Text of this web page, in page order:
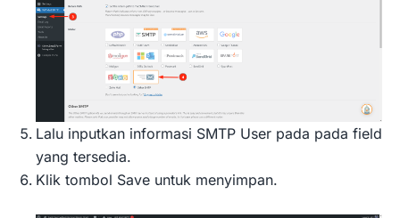
Lalu inputkan informasi SMTP User pada pada field
yang tersedia.
Klik tombol Save untuk menyimpan.